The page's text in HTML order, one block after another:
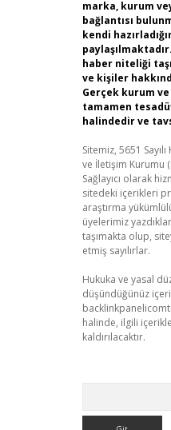
marka, kurum
bağlantısı
kendi
haber niteliği
ve kişiler
Gerçek kurum
tamamen
halindedir ve
Sitemiz, 5651
ve İletişim Kurumu
Sağlayıcı olarak
sitedeki içerikleri
araştırma
üyelerimiz
taşımakta olup,
etmiş sayılırlar.
Hukuka ve yasal
düşündüğünüz
halinde, ilgili
kaldırılacaktır.